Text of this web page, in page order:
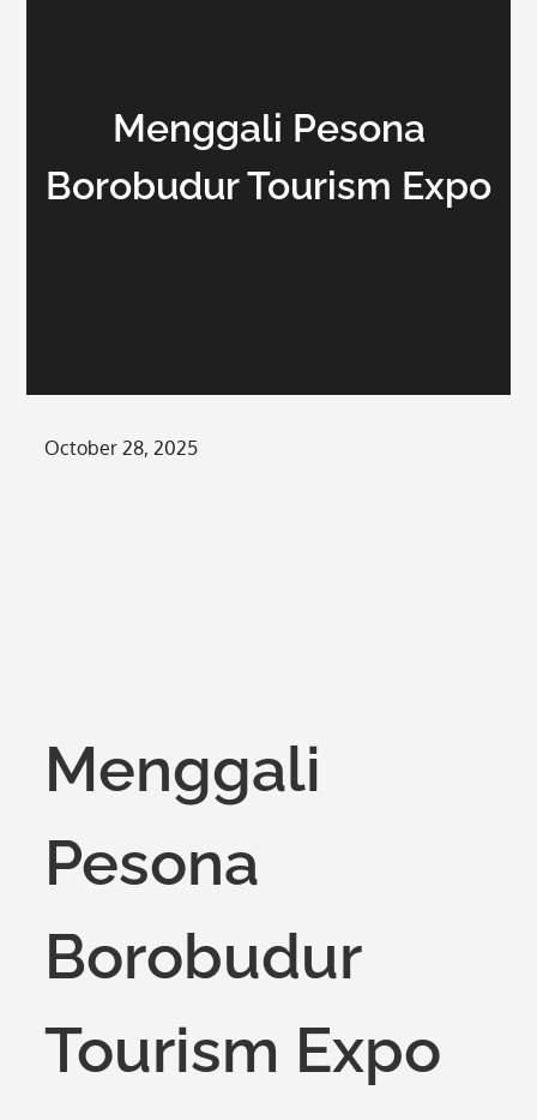
Menggali Pesona
Borobudur Tourism Expo
Posted
October 28, 2025
Menggali
Pesona
Borobudur
Tourism Expo